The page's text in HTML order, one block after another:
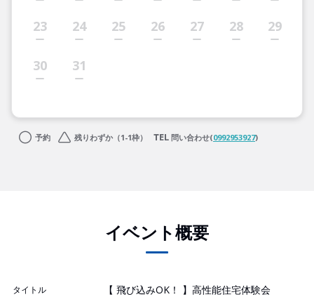
23 24 25 26 27 28 29
30 31
予約 残りわずか（1-1枠） 問い合わせ(0992953927)
イベント概要
タイトル 【 飛び込みOK！ 】高性能住宅体験会